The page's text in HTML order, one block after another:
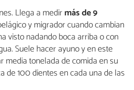
Llega a medirmás de 9
y migrador cuando cambian
visto nadando boca arriba o con
Suele hacer ayuno y en este
media tonelada de comida en su
de 100 dientes en cada una de las